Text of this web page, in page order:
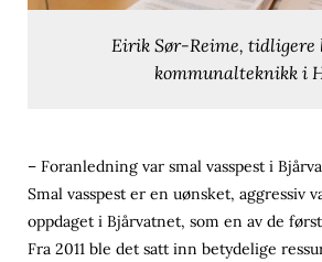
Eirik Sør-Reime, tidligere
kommunalteknikk i
– Foranledning var smal vasspest i
Smal vasspest er en uønsket, aggressiv
oppdaget i Bjårvatnet, som en av de
Fra 2011 ble det satt inn betydelige